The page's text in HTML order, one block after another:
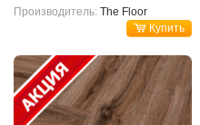
Производитель: The Floor
Купить